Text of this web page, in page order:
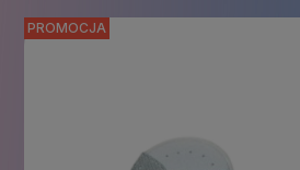
PROMOCJA